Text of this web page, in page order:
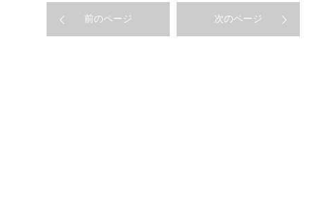
前のページ 次のページ